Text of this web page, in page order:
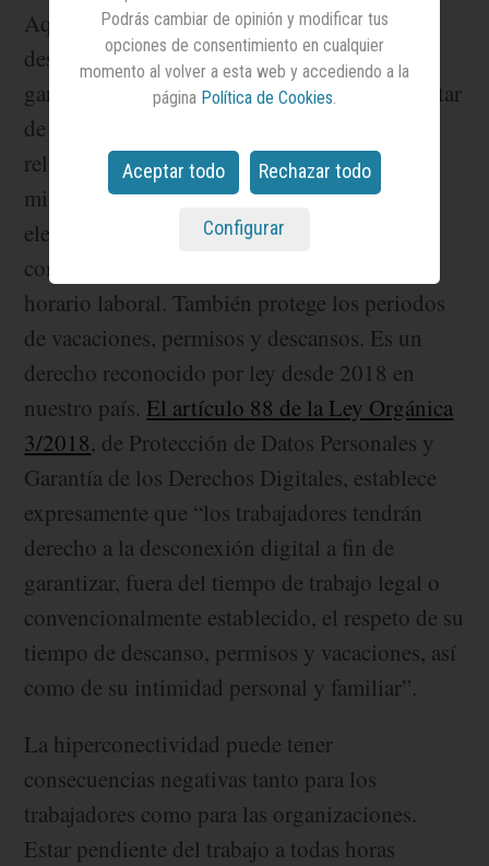
Aquí es donde surge el derecho a la
desconexión digital, una medida que busca
garantizar que los trabajadores puedan disfrutar
de tiempos de descanso sin interrupciones
relacionadas con el trabajo. O lo que es lo
mismo, no atender llamadas, correos
electrónicos, mensajes o cualquier otra
comunicación profesional fuera de nuestro
horario laboral. También protege los periodos
de vacaciones, permisos y descansos. Es un
derecho reconocido por ley desde 2018 en
nuestro país. El artículo 88 de la Ley Orgánica
3/2018, de Protección de Datos Personales y
Garantía de los Derechos Digitales, establece
expresamente que “los trabajadores tendrán
derecho a la desconexión digital a fin de
garantizar, fuera del tiempo de trabajo legal o
convencionalmente establecido, el respeto de su
tiempo de descanso, permisos y vacaciones, así
como de su intimidad personal y familiar”.
La hiperconectividad puede tener
consecuencias negativas tanto para los
trabajadores como para las organizaciones.
Estar pendiente del trabajo a todas horas
Podrás cambiar de opinión y modificar tus
opciones de consentimiento en cualquier
momento al volver a esta web y accediendo a la
página Política de Cookies
Aceptar todo Rechazar todo
Configurar